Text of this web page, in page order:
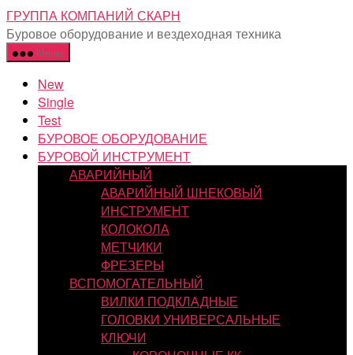
Перейти
к
содержимому
ГРУППА КОМПАНИЙ СКАРН
Буровое оборудование и вездеходная техника
Меню
New
Single
Test
БУРОВОЕ ОБОРУДОВАНИЕ
БУРОВОЙ ИНСТРУМЕНТ
АВАРИЙНЫЙ
АВАРИЙНЫЙ ШНЕКОВЫЙ
ИНСТРУМЕНТ
КОЛОКОЛА
МЕТЧИКИ
ФРЕЗЕРЫ
ВСПОМОГАТЕЛЬНЫЙ
ВИЛКИ ПОДКЛАДНЫЕ
ГОЛОВКИ УНИВЕРСАЛЬНЫЕ
КЛЮЧИ